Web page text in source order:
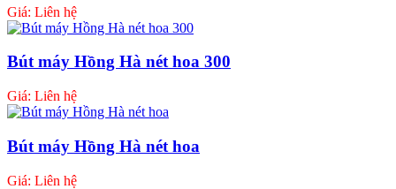
Giá: Liên hệ
Bút máy Hồng Hà nét hoa 300
Giá: Liên hệ
Bút máy Hồng Hà nét hoa
Giá: Liên hệ